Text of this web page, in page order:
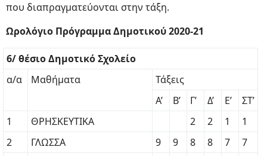
που διαπραγματεύονται στην τάξη.
Ωρολόγιο Πρόγραμμα Δημοτικού 2020-21
6/ θέσιο Δημοτικό Σχολείο
α/α
Μαθήματα
Τάξεις
Α’
Β’ Γ’ Δ’ Ε’
ΣΤ’
1
ΘΡΗΣΚΕΥΤΙΚΑ 2 2 1
1
2
ΓΛΩΣΣΑ 9 9 8 8 7
7